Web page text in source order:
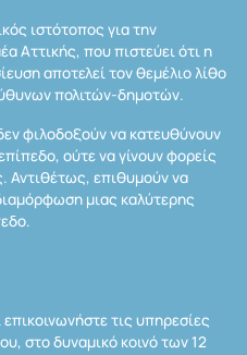
ιστότοπος για την
Αττικής, που πιστεύει ότι η
αποτελεί τον θεμέλιο λίθο
πολιτών-δημοτών.
φιλοδοξούν να κατευθύνουν
ούτε να γίνουν φορείς
Αντιθέτως, επιθυμούν να
μιας καλύτερης
τις υπηρεσίες
στο δυναμικό κοινό των 12